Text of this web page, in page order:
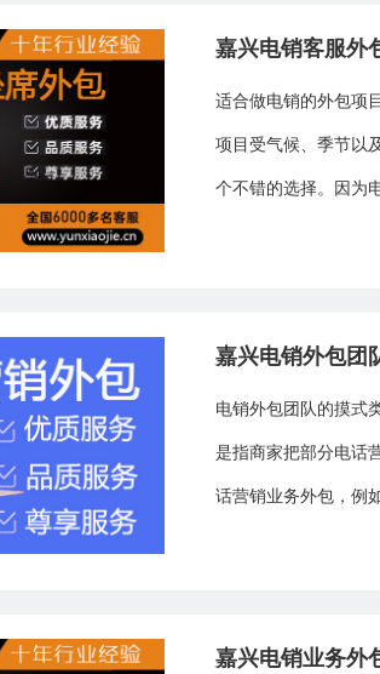
嘉兴电销客服外
适合做电销的外包项
项目受气候、季节以
个不错的选择。因为
嘉兴电销外包团
电销外包团队的摸式
是指商家把部分电话
话营销业务外包，例
嘉兴电销业务外